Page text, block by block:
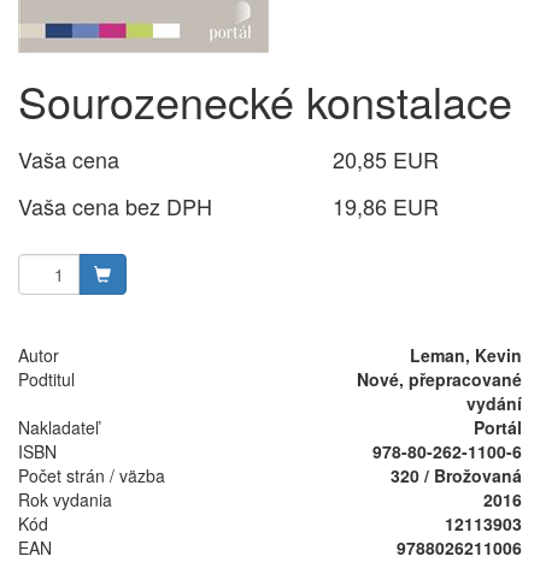
Sourozenecké konstalace
Vaša cena
20,85 EUR
Vaša cena bez DPH
19,86 EUR
Autor
Leman, Kevin
Podtitul
Nové, přepracované
vydání
Nakladateľ
Portál
ISBN
978-80-262-1100-6
Počet strán / väzba
320 / Brožovaná
Rok vydania
2016
Kód
12113903
EAN
9788026211006